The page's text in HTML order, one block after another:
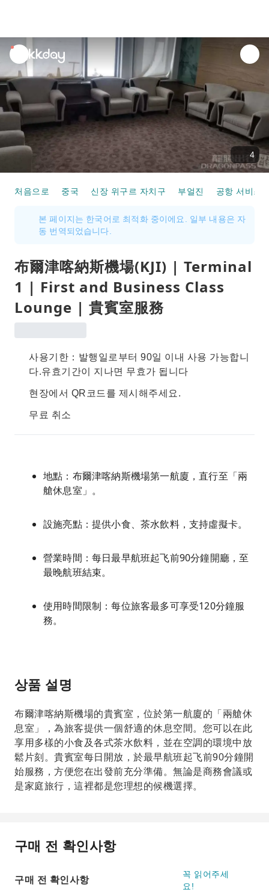
unread
notifications
4
처음으로 중국 신장 위구르 자치구 부얼진 공항 서비스
본 페이지는 한국어로 최적화 중이에요. 일부 내용은 자
동 번역되었습니다.
布爾津喀納斯機場(KJI) | Terminal
1 | First and Business Class
Lounge | 貴賓室服務
사용기한：발행일로부터 90일 이내 사용 가능합니
다.유효기간이 지나면 무효가 됩니다
현장에서 QR코드를 제시해주세요.
무료 취소
地點：布爾津喀納斯機場第一航廈，直行至「兩
艙休息室」。
設施亮點：提供小食、茶水飲料，支持虛擬卡。
營業時間：每日最早航班起飞前90分鐘開廳，至
最晚航班結束。
使用時間限制：每位旅客最多可享受120分鐘服
務。
상품 설명
布爾津喀納斯機場的貴賓室，位於第一航廈的「兩艙休
息室」，為旅客提供一個舒適的休息空間。您可以在此
享用多樣的小食及各式茶水飲料，並在空調的環境中放
鬆片刻。貴賓室每日開放，於最早航班起飞前90分鐘開
始服務，方便您在出發前充分準備。無論是商務會議或
是家庭旅行，這裡都是您理想的候機選擇。
구매 전 확인사항
구매 전 확인사항
꼭 읽어주세
요!